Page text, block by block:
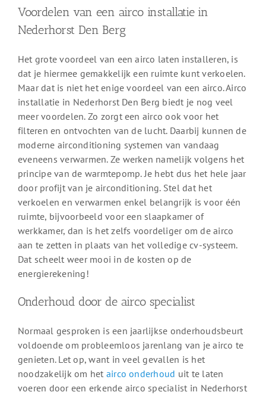
Voordelen van een airco installatie in
Nederhorst Den Berg
Het grote voordeel van een airco laten installeren, is
dat je hiermee gemakkelijk een ruimte kunt verkoelen.
Maar dat is niet het enige voordeel van een airco. Airco
installatie in Nederhorst Den Berg biedt je nog veel
meer voordelen. Zo zorgt een airco ook voor het
filteren en ontvochten van de lucht. Daarbij kunnen de
moderne airconditioning systemen van vandaag
eveneens verwarmen. Ze werken namelijk volgens het
principe van de warmtepomp. Je hebt dus het hele jaar
door profijt van je airconditioning. Stel dat het
verkoelen en verwarmen enkel belangrijk is voor één
ruimte, bijvoorbeeld voor een slaapkamer of
werkkamer, dan is het zelfs voordeliger om de airco
aan te zetten in plaats van het volledige cv-systeem.
Dat scheelt weer mooi in de kosten op de
energierekening!
Onderhoud door de airco specialist
Normaal gesproken is een jaarlijkse onderhoudsbeurt
voldoende om probleemloos jarenlang van je airco te
genieten. Let op, want in veel gevallen is het
noodzakelijk om het airco onderhoud uit te laten
voeren door een erkende airco specialist in Nederhorst